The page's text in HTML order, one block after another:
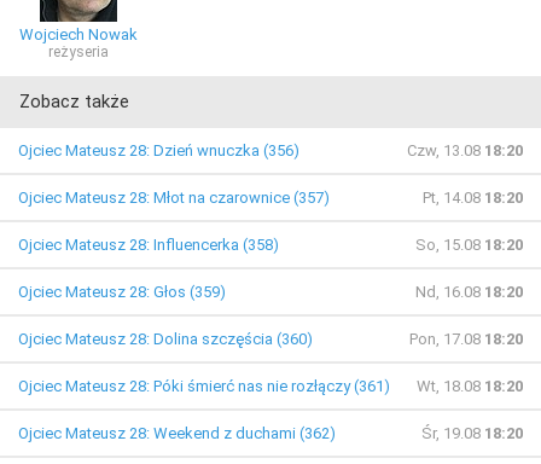
Wojciech Nowak
reżyseria
Zobacz także
Ojciec Mateusz 28: Dzień wnuczka (356) Czw, 13.08 18:20
Ojciec Mateusz 28: Młot na czarownice (357) Pt, 14.08 18:20
Ojciec Mateusz 28: Influencerka (358) So, 15.08 18:20
Ojciec Mateusz 28: Głos (359) Nd, 16.08 18:20
Ojciec Mateusz 28: Dolina szczęścia (360) Pon, 17.08 18:20
Ojciec Mateusz 28: Póki śmierć nas nie rozłączy (361) Wt, 18.08 18:20
Ojciec Mateusz 28: Weekend z duchami (362) Śr, 19.08 18:20